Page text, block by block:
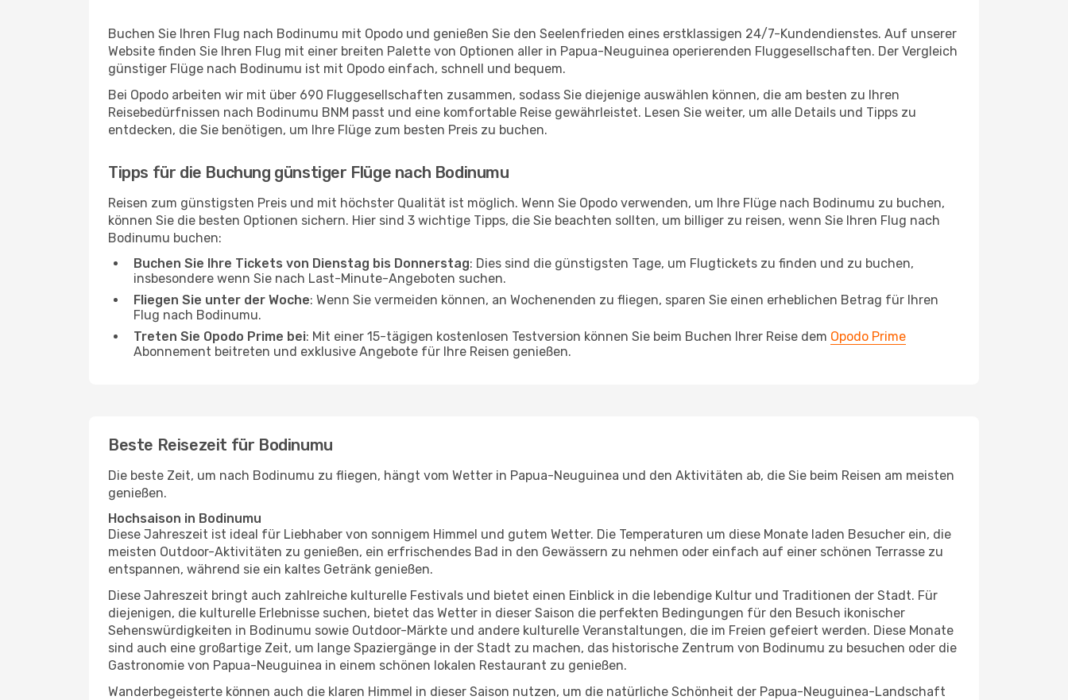
Buchen Sie Ihren Flug nach Bodinumu mit Opodo und genießen Sie den Seelenfrieden eines erstklassigen 24/7-Kundendienstes. Auf unserer
Website finden Sie Ihren Flug mit einer breiten Palette von Optionen aller in Papua-Neuguinea operierenden Fluggesellschaften. Der Vergleich
günstiger Flüge nach Bodinumu ist mit Opodo einfach, schnell und bequem.
Bei Opodo arbeiten wir mit über 690 Fluggesellschaften zusammen, sodass Sie diejenige auswählen können, die am besten zu Ihren
Reisebedürfnissen nach Bodinumu BNM passt und eine komfortable Reise gewährleistet. Lesen Sie weiter, um alle Details und Tipps zu
entdecken, die Sie benötigen, um Ihre Flüge zum besten Preis zu buchen.
Tipps für die Buchung günstiger Flüge nach Bodinumu
Reisen zum günstigsten Preis und mit höchster Qualität ist möglich. Wenn Sie Opodo verwenden, um Ihre Flüge nach Bodinumu zu buchen,
können Sie die besten Optionen sichern. Hier sind 3 wichtige Tipps, die Sie beachten sollten, um billiger zu reisen, wenn Sie Ihren Flug nach
Bodinumu buchen:
Buchen Sie Ihre Tickets von Dienstag bis Donnerstag: Dies sind die günstigsten Tage, um Flugtickets zu finden und zu buchen,
insbesondere wenn Sie nach Last-Minute-Angeboten suchen.
Fliegen Sie unter der Woche: Wenn Sie vermeiden können, an Wochenenden zu fliegen, sparen Sie einen erheblichen Betrag für Ihren
Flug nach Bodinumu.
Treten Sie Opodo Prime bei: Mit einer 15-tägigen kostenlosen Testversion können Sie beim Buchen Ihrer Reise dem Opodo Prime
Abonnement beitreten und exklusive Angebote für Ihre Reisen genießen.
Beste Reisezeit für Bodinumu
Die beste Zeit, um nach Bodinumu zu fliegen, hängt vom Wetter in Papua-Neuguinea und den Aktivitäten ab, die Sie beim Reisen am meisten
genießen.
Hochsaison in Bodinumu
Diese Jahreszeit ist ideal für Liebhaber von sonnigem Himmel und gutem Wetter. Die Temperaturen um diese Monate laden Besucher ein, die
meisten Outdoor-Aktivitäten zu genießen, ein erfrischendes Bad in den Gewässern zu nehmen oder einfach auf einer schönen Terrasse zu
entspannen, während sie ein kaltes Getränk genießen.
Diese Jahreszeit bringt auch zahlreiche kulturelle Festivals und bietet einen Einblick in die lebendige Kultur und Traditionen der Stadt. Für
diejenigen, die kulturelle Erlebnisse suchen, bietet das Wetter in dieser Saison die perfekten Bedingungen für den Besuch ikonischer
Sehenswürdigkeiten in Bodinumu sowie Outdoor-Märkte und andere kulturelle Veranstaltungen, die im Freien gefeiert werden. Diese Monate
sind auch eine großartige Zeit, um lange Spaziergänge in der Stadt zu machen, das historische Zentrum von Bodinumu zu besuchen oder die
Gastronomie von Papua-Neuguinea in einem schönen lokalen Restaurant zu genießen.
Wanderbegeisterte können auch die klaren Himmel in dieser Saison nutzen, um die natürliche Schönheit der Papua-Neuguinea-Landschaft